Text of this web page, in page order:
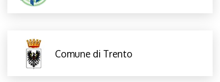
Comune di Trento